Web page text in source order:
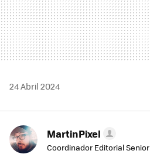
24 Abril 2024
MartinPixel
Coordinador Editorial Senior